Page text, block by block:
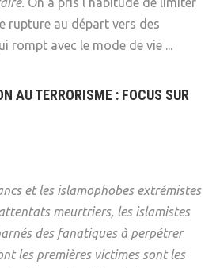
rupture au départ vers des
rompt avec le mode de vie ...
AU TERRORISME : FOCUS SUR
et les islamophobes extrémistes
meurtriers, les islamistes
des fanatiques à perpétrer
les premières victimes sont les